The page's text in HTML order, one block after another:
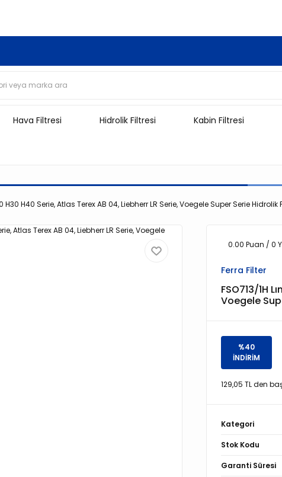
Hava Filtresi Hidrolik Filtresi Kabin Filtresi
H30 H40 Serie, Atlas Terex AB 04, Liebherr LR Serie, Voegele Super Serie Hidrolik
0.00 Puan / 0
Ferra Filter
FSO713/1H
Voegele
%40
İNDİRİM
129,05 TL den
Kategori
Stok Kodu
Garanti Süresi